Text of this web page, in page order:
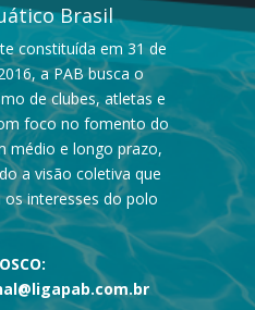
Brasil
constituída em 31 de
a PAB busca o
de clubes, atletas e
foco no fomento do
médio e longo prazo,
a visão coletiva que
os interesses do polo